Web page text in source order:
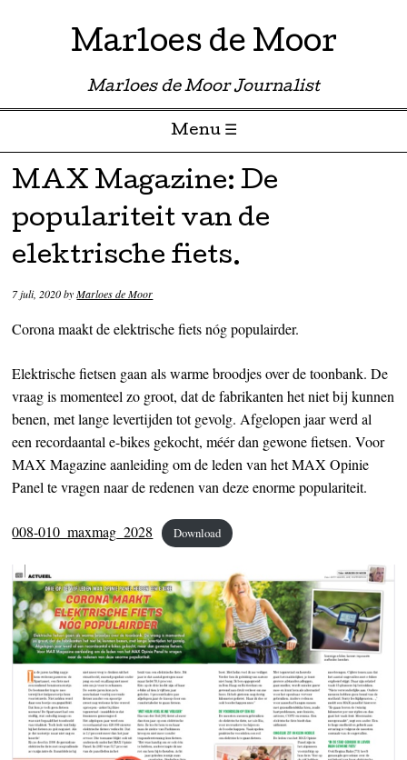
Marloes de Moor
Marloes de Moor Journalist
Menu ☰
Skip to content
MAX Magazine: De
populariteit van de
elektrische fiets.
7 juli, 2020byMarloes de Moor
Corona maakt de elektrische fiets nóg populairder.
Elektrische fietsen gaan als warme broodjes over de toonbank. De
vraag is momenteel zo groot, dat de fabrikanten het niet bij kunnen
benen, met lange levertijden tot gevolg. Afgelopen jaar werd al
een recordaantal e-bikes gekocht, méér dan gewone fietsen. Voor
MAX Magazine aanleiding om de leden van het MAX Opinie
Panel te vragen naar de redenen van deze enorme populariteit.
008-010_maxmag_2028 Download